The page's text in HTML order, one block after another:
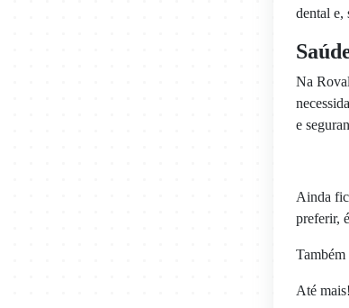
dental e,
Na
e
Ainda
preferir,
Também
Até mais!